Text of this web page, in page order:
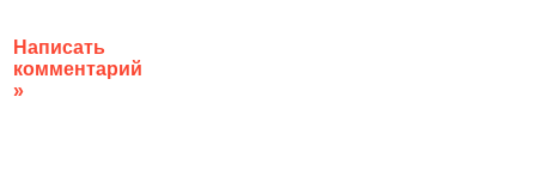
Написать
комментарий
»